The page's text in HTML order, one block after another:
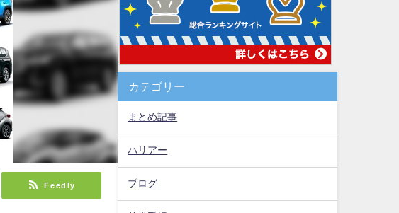
Feedly
カテゴリー
まとめ記事
ハリアー
ブログ